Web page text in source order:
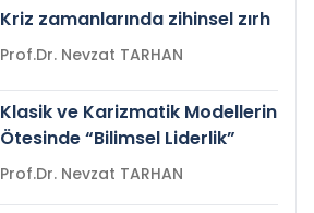
Kriz zamanlarında zihinsel zırh
Prof.Dr. Nevzat TARHAN
Klasik ve Karizmatik Modellerin
Ötesinde “Bilimsel Liderlik”
Prof.Dr. Nevzat TARHAN